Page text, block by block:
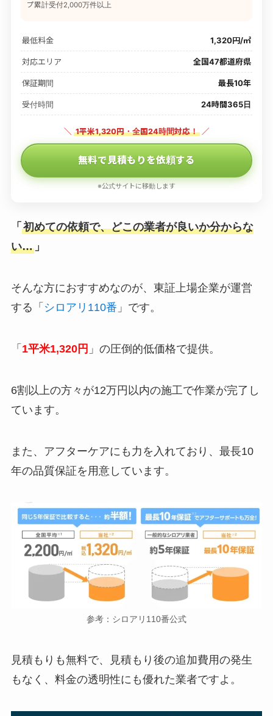
プ累計受付2,000万件以上
最低料金 1,320円/㎡
対応エリア 全国47都道府県
保証期間 最長10年
受付時間 24時間365日
＼ 1平米1,320円・全国24時間対応！ ／
無料で見積もりを依頼する
※公式サイトに移動します
「 初めての依頼で、どこの業者が良いか分からな
い…」
そんな方におすすめなのが、東証上場企業が運営
する「 シロアリ110番 」です。
「 1平米1,320円 」の圧倒的低価格で提供。
6割以上の方々が12万円以内の施工で作業が完了し
ています。
また、アフターケアにも力を入れており、最長10
年の品質保証を用意しています。
参考：シロアリ110番公式
見積もりも無料で、見積もり後の追加費用の発生
もなく、料金の透明性にも優れた業者ですよ。